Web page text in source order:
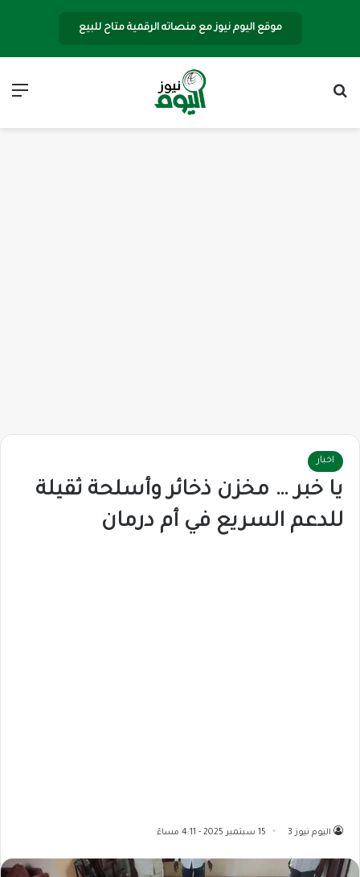
موقع اليوم نيوز مع منصاته الرقمية متاح للبيع
اخبار
يا خبر … مخزن ذخائر وأسلحة ثقيلة
للدعم السريع في أم درمان
اليوم نيوز 3 15 سبتمبر 2025 - 4:11 مساءً